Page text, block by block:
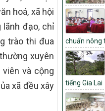
hoá, xã hội
đạo, chỉ
trào thi đua
xuyên
và cộng
xã đều xây
dựng
2030
Quyết
Quy định
phân bổ
vốn đối
thực hiện
xây dựng
bền vững
vùng
núi giai
chuẩn nông
tiếng Gia Lai